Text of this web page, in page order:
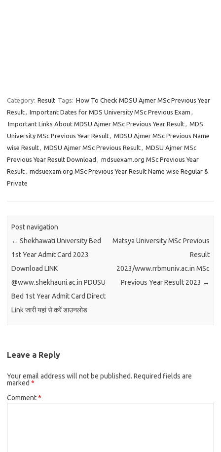
Category: Result Tags: How To Check MDSU Ajmer MSc Previous Year
Result, Important Dates for MDS University MSc Previous Exam ,
Important Links About MDSU Ajmer MSc Previous Year Result, MDS
University MSc Previous Year Result, MDSU Ajmer MSc Previous Name
wise Result, MDSU Ajmer MSc Previous Result, MDSU Ajmer MSc
Previous Year Result Download , mdsuexam.org MSc Previous Year
Result, mdsuexam.org MSc Previous Year Result Name wise Regular &
Private
Post navigation
← Shekhawati University Bed
1st Year Admit Card 2023
Download LINK
@www.shekhauni.ac.in PDUSU
Bed 1st Year Admit Card Direct
Link जारी यहां से करें डाउनलोड
Matsya University MSc Previous
Result
2023/www.rrbmuniv.ac.in MSc
Previous Year Result 2023 →
Leave a Reply
Your email address will not be published. Required fields are
marked *
Comment*